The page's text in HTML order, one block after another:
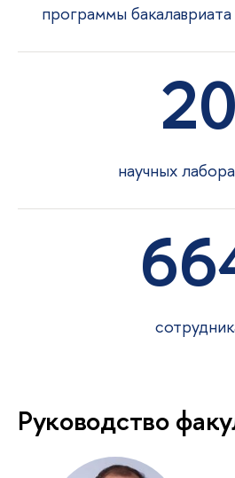
программы
20
научных
Руководство